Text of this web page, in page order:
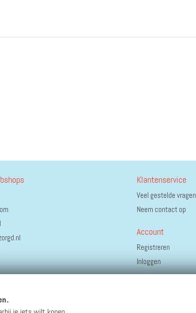
Klantenservice
Veel gestelde vragen
Neem contact op
Account
Registreren
Inloggen